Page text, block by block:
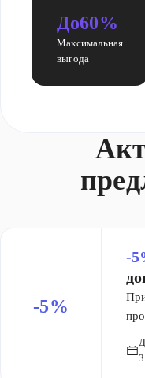
До60%
Максимальная
выгода
-5%
-